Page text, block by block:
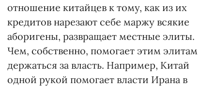
отношение китайцев к тому, как из их
кредитов нарезают себе маржу всякие
аборигены, развращает местные элиты.
Чем, собственно, помогает этим элитам
держаться за власть. Например, Китай
одной рукой помогает власти Ирана в